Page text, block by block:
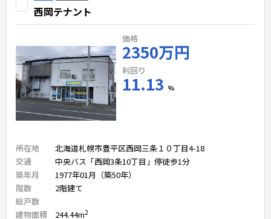
西岡テナント
価格
2350万円
利回り
11.13 %
所在地
北海道札幌市豊平区西岡三条１０丁目4-18
交通
中央バス「西岡3条10丁目」停徒歩1分
築年月
1977年01月（築50年）
階数
2階建て
総戸数
建物面積
244.44m2